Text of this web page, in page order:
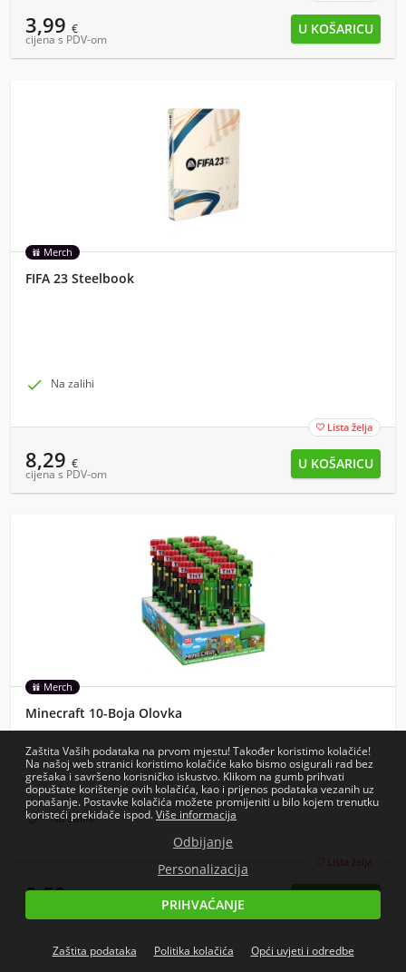
3,99 €
cijena s PDV-om
Merch
FIFA 23 Steelbook
 Na zalihi
 Lista želja
8,29 €
cijena s PDV-om
Merch
Minecraft 10-Boja Olovka
 Na zalihi
5,59
Zaštita Vaših podataka na prvom mjestu! Također koristimo kolačiće!
Na našoj web stranici koristimo kolačiće kako bismo osigurali rad bez
grešaka i savršeno korisničko iskustvo. Klikom na gumb prihvati
dopuštate korištenje ovih kolačića, kao i prijenos podataka vezanih uz
ponašanje. Postavke kolačića možete promijeniti u bilo kojem trenutku
koristeći prekidače ispod.Više informacija
Odbijanje
Personalizacija
PRIHVAĆANJE
Zaštita podataka Politika kolačića Opći uvjeti i odredbe